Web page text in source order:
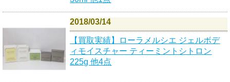
2018/03/14
【買取実績】ローラメルシエ ジェルボデ
ィモイスチャー ティーミントシトロン
225g 他4点